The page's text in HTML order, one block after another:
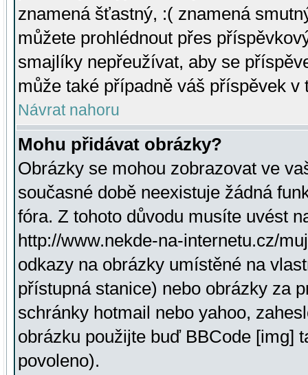
znamená šťastný, :( znamená
můžete prohlédnout přes
smajlíky nepřeužívat, aby se
může také případně váš příspěvek v
Návrat nahoru
Mohu přidávat obrázky?
Obrázky se mohou zobrazovat ve
současné době neexistuje žádná
fóra. Z tohoto důvodu musíte uvést
http://www.nekde-na-internetu.cz/
odkazy na obrázky umístěné na
přístupná stanice) nebo obrázky za
schránky hotmail nebo yahoo,
obrázku použijte buď BBCode [img]
povoleno).